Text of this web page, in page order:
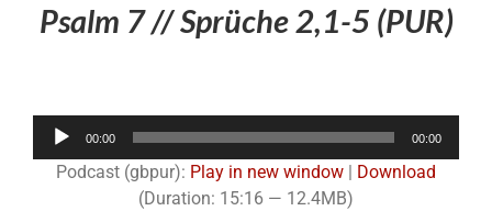
Psalm 7 // Sprüche 2,1-5 (PUR)
Audio-
00:00 00:00
Podcast (gbpur): Play in new window
Download
(Duration: 15:16 — 12.4MB)